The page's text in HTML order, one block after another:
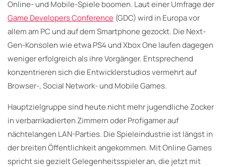
Online- und Mobile-Spiele boomen. Laut einer Umfrage der
Game Developers Conference (GDC) wird in Europa vor
allem am PC und auf dem Smartphone gezockt. Die Next-
Gen-Konsolen wie etwa PS4 und Xbox One laufen dagegen
weniger erfolgreich als ihre Vorgänger. Entsprechend
konzentrieren sich die Entwicklerstudios vermehrt auf
Browser-, Social Network- und Mobile Games.
Hauptzielgruppe sind heute nicht mehr jugendliche Zocker
in verbarrikadierten Zimmern oder Profigamer auf
nächtelangen LAN-Parties. Die Spieleindustrie ist längst in
der breiten Öffentlichkeit angekommen. Mit Online Games
spricht sie gezielt Gelegenheitsspieler an, die jetzt mit